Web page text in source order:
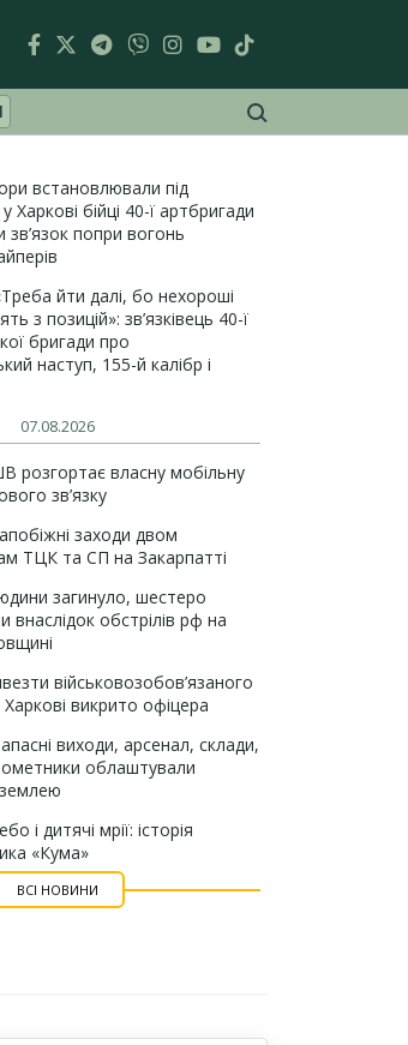
встановлювали під
Харкові бійці 40-ї артбригади
зв’язок попри вогонь
йти далі, бо нехороші
з позицій»: зв’язківець 40-ї
бригади про
наступ, 155-й калібр і
07.08.2026
розгортає власну мобільну
зв’язку
заходи двом
ТЦК та СП на Закарпатті
загинуло, шестеро
внаслідок обстрілів рф на
військовозобов’язаного
викрито офіцера
виходи, арсенал, склади,
облаштували
і дитячі мрії: історія
«Кума»
ВСІ НОВИНИ